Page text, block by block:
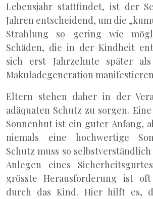
Lebensjahr stattfindet, ist der
Jahren entscheidend, um die
Strahlung so gering wie
Schäden, die in der Kindheit
sich erst Jahrzehnte später
Makuladegeneration
Eltern stehen daher in der
adäquaten Schutz zu sorgen.
Sonnenhut ist ein guter Anfang,
niemals eine hochwertige
Schutz muss so
Anlegen eines
grösste Herausforderung ist
durch das Kind. Hier hilft es,